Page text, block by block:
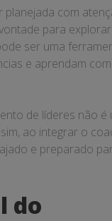
planejada com
para
ser uma
e aprendam
de líderes não é
ao integrar o
e preparado
do